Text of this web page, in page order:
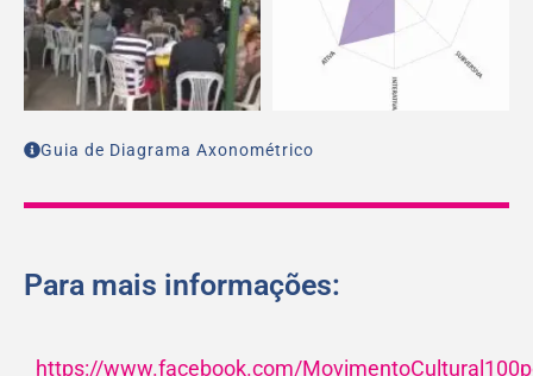
Guia de Diagrama Axonométrico
Para mais informações:
https://www.facebook.com/